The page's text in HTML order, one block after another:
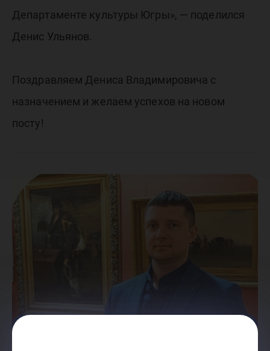
Департаменте культуры Югры», — поделился
Денис Ульянов.
Поздравляем Дениса Владимировича с
назначением и желаем успехов на новом
посту!